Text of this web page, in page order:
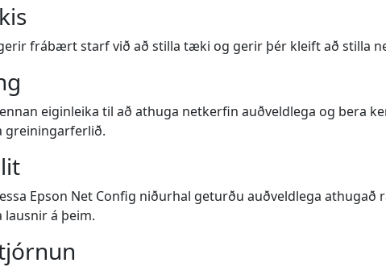
frábært starf við að stilla tæki og gerir þér kleift að stilla
eiginleika til að athuga netkerfin auðveldlega og bera
Epson Net Config niðurhal geturðu auðveldlega
á þeim.